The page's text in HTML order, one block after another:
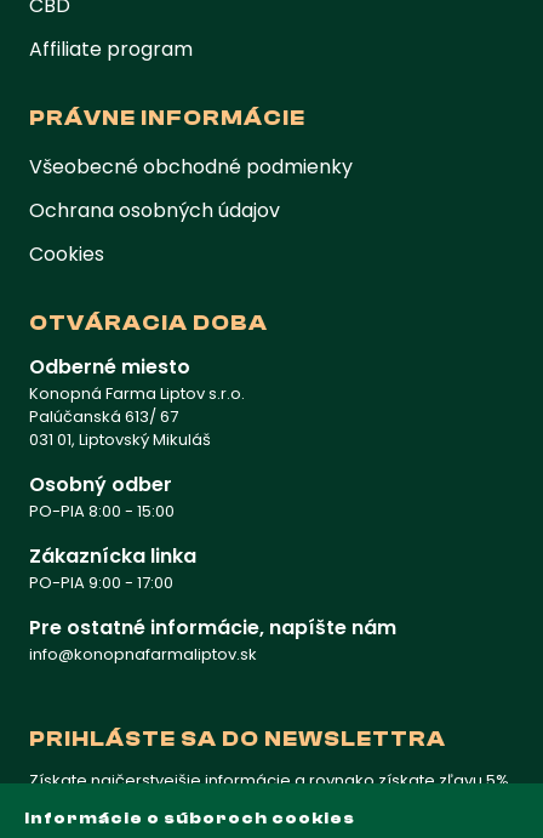
Affiliate program
PRÁVNE INFORMÁCIE
Všeobecné obchodné podmienky
Ochrana osobných údajov
Cookies
OTVÁRACIA DOBA
Odberné miesto
Konopná Farma Liptov s.r.o.
Palúčanská 613/ 67
031 01, Liptovský Mikuláš
Osobný odber
PO-PIA 8:00 - 15:00
Zákaznícka linka
PO-PIA 9:00 - 17:00
Pre ostatné informácie, napíšte nám
info@konopnafarmaliptov.sk
PRIHLÁSTE SA DO NEWSLETTRA
Získate najčerstvejšie informácie a rovnako získate zľavu 5%
Informácie o súboroch cookies